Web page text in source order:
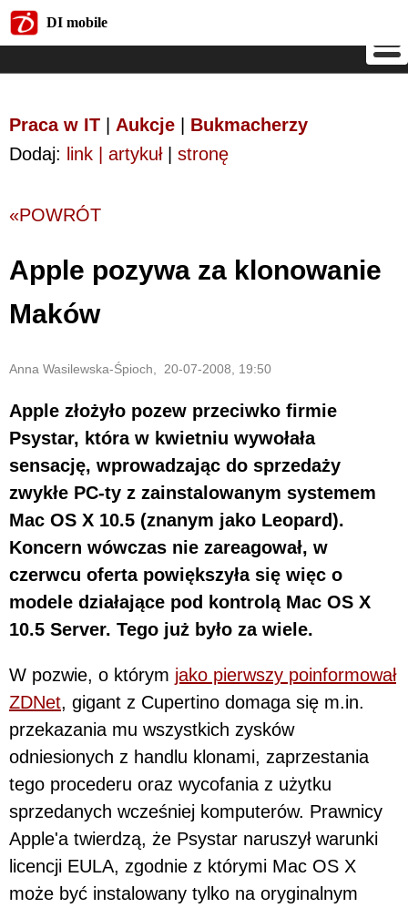
DI mobile
Praca w IT Aukcje
Bukmacherzy
Dodaj: link | artykuł| stronę
«POWRÓT
Apple pozywa za klonowanie
Maków
Anna Wasilewska-Śpioch, 20-07-2008, 19:50
Apple złożyło pozew przeciwko firmie
Psystar, która w kwietniu wywołała
sensację, wprowadzając do sprzedaży
zwykłe PC-ty z zainstalowanym systemem
Mac OS X 10.5 (znanym jako Leopard).
Koncern wówczas nie zareagował, w
czerwcu oferta powiększyła się więc o
modele działające pod kontrolą Mac OS X
10.5 Server. Tego już było za wiele.
W pozwie, o którym jako pierwszy poinformował
ZDNet, gigant z Cupertino domaga się m.in.
przekazania mu wszystkich zysków
odniesionych z handlu klonami, zaprzestania
tego procederu oraz wycofania z użytku
sprzedanych wcześniej komputerów. Prawnicy
Apple'a twierdzą, że Psystar naruszył warunki
licencji EULA, zgodnie z którymi Mac OS X
może być instalowany tylko na oryginalnym
DI mobile